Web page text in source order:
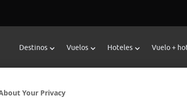
Destinos Vuelos Hoteles Vuelo +
Reservar Hoteles en
Your Privacy